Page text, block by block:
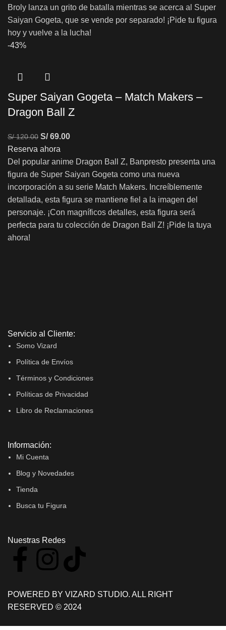
Broly lanza un grito de batalla mientras se acerca al Super
Saiyan Gogeta, que se vende por separado! ¡Pide tu figura
hoy y vuelve a la lucha!
-43%
Super Saiyan Gogeta – Match Makers –
Dragon Ball Z
S/120.00 S/69.00
Reserva ahora
Del popular anime Dragon Ball Z, Banpresto presenta una
figura de Super Saiyan Gogeta como una nueva
incorporación a su serie Match Makers. Increíblemente
detallada, esta figura se mantiene fiel a la imagen del
personaje. ¡Con magníficos detalles, esta figura será
perfecta para tu colección de Dragon Ball Z! ¡Pide la tuya
ahora!
Servicio al Cliente:
Somo Vizard
Política de Envíos
Términos y Condiciones
Políticas de Privacidad
Libro de Reclamaciones
Información:
Mi Cuenta
Blog y Novedades
Tienda
Busca tu Figura
Nuestras Redes
POWERED BY VIZARD STUDIO. ALL RIGHT
RESERVED © 2024